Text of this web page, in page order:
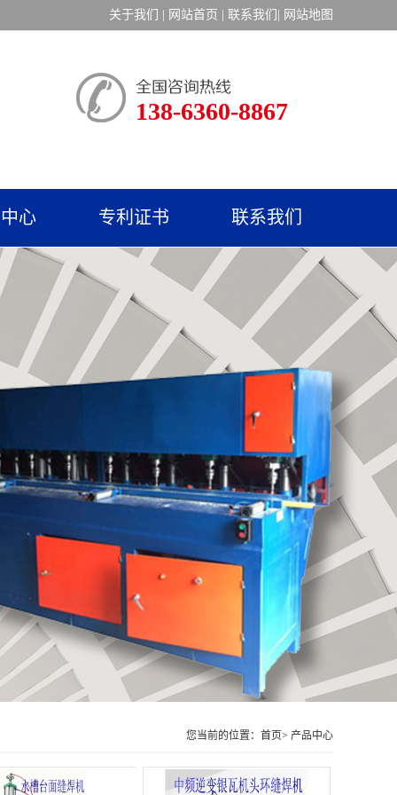
关于我们 网站首页 联系我们 网站地图
138-6360-8867
心 专利证书 联系我们
您当前的位置：首页> 产品中心